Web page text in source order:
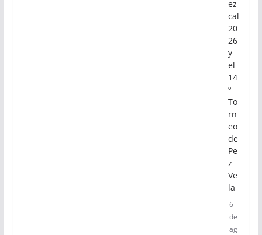
ez
cal
20
26
y
el
14
º
To
rn
eo
de
Pe
z
Ve
la
6
de
ag